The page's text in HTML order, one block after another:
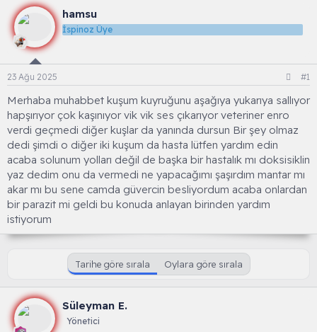
n
b
u
y
a
ş
a
t
a
n
l
a
ç
r
i
h
i
hamsu
İspinoz Üye
23 Ağu 2025 #1
Merhaba muhabbet kuşum kuyruğunu aşağıya yukarıya sallıyor
hapşırıyor çok kaşınıyor vik vik ses çıkarıyor veteriner enro
verdi geçmedi diğer kuşlar da yanında dursun Bir şey olmaz
dedi şimdi o diğer iki kuşum da hasta lütfen yardım edin
acaba solunum yolları değil de başka bir hastalık mı doksisiklin
yaz dedim onu da vermedi ne yapacağımı şaşırdım mantar mı
akar mı bu sene camda güvercin besliyordum acaba onlardan
bir parazit mi geldi bu konuda anlayan birinden yardım
istiyorum
Tarihe göre sırala Oylara göre sırala
Süleyman E.
Yönetici